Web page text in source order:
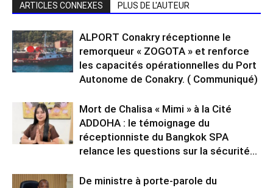
ARTICLES CONNEXES PLUS DE L'AUTEUR
ALPORT Conakry réceptionne le
remorqueur « ZOGOTA » et renforce
les capacités opérationnelles du Port
Autonome de Conakry. ( Communiqué)
Mort de Chalisa « Mimi » à la Cité
ADDOHA : le témoignage du
réceptionniste du Bangkok SPA
relance les questions sur la sécurité...
De ministre à porte-parole du